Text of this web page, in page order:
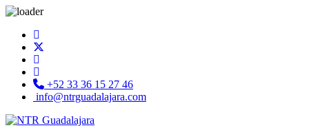
+52 33 36 15 27 46
info@ntrguadalajara.com